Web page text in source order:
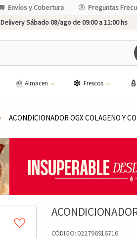
Envíos y Cobertura Preguntas
Delivery Sábado 08/ago de 09:00 a 11:00 hs
Almacen Frescos
ACONDICIONADOR OGX COLAGENO Y
CÓDIGO:022796916716